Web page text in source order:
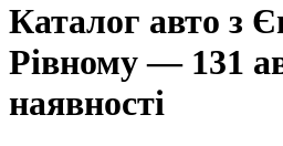
Каталог авто з
Рівному — 131
наявності